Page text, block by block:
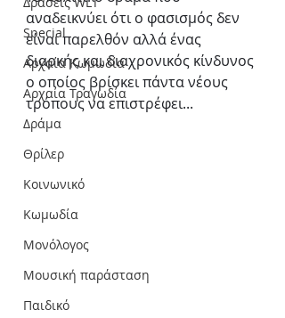
Special
Αρχαία Κωμωδία
Αρχαία Τραγωδία
Δράμα
Θρίλερ
Κοινωνικό
Κωμωδία
Μονόλογος
Μουσική παράσταση
Παιδικό
αναδεικνύει ότι ο φασισμός δεν
είναι παρελθόν αλλά ένας
διαρκής και διαχρονικός κίνδυνος
ο οποίος βρίσκει πάντα νέους
τρόπους να επιστρέφει...